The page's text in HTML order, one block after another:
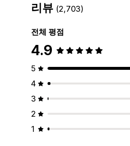
리뷰 (2,703)
전체 평점
4.9
5
4
3
2
1